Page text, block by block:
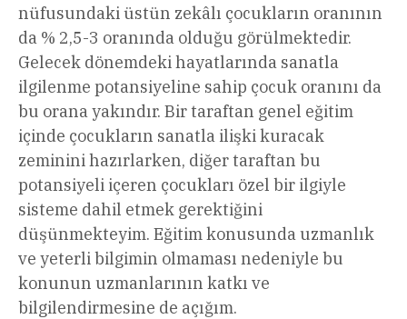
nüfusundaki üstün zekâlı çocukların oranının
da % 2,5-3 oranında olduğu görülmektedir.
Gelecek dönemdeki hayatlarında sanatla
ilgilenme potansiyeline sahip çocuk oranını da
bu orana yakındır. Bir taraftan genel eğitim
içinde çocukların sanatla ilişki kuracak
zeminini hazırlarken, diğer taraftan bu
potansiyeli içeren çocukları özel bir ilgiyle
sisteme dahil etmek gerektiğini
düşünmekteyim. Eğitim konusunda uzmanlık
ve yeterli bilgimin olmaması nedeniyle bu
konunun uzmanlarının katkı ve
bilgilendirmesine de açığım.